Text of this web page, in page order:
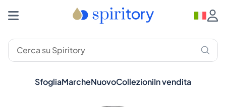
SfogliaMarcheNuovoCollezioniIn vendita